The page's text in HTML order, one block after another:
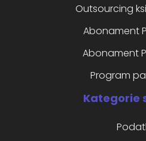
Outsourcing
Abonament
Abonament
Program
Kategorie